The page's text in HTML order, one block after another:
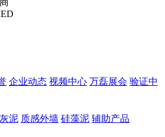
企业动态 视频中心 万磊展会 验证中
灰泥 质感外墙 硅藻泥 辅助产品